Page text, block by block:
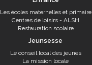
Les écoles maternelles et primaire
Centres de loisirs - ALSH
Restauration scolaire
Jeunsesse
Le conseil local des jeunes
La mission locale